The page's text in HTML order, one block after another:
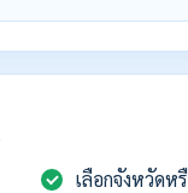
เลือกจังหวัด